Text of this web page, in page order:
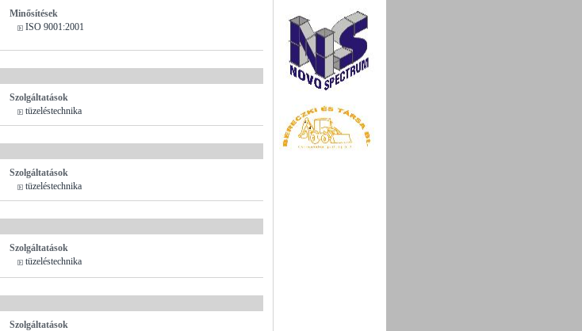
Minősítések
ISO 9001:2001
Szolgáltatások
tüzeléstechnika
Szolgáltatások
tüzeléstechnika
Szolgáltatások
tüzeléstechnika
Szolgáltatások